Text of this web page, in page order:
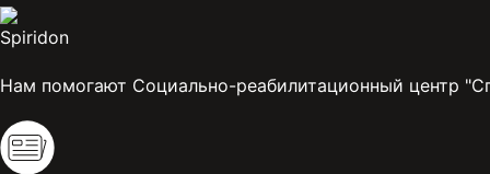
Нам помогают Социально-реабилитационный центр